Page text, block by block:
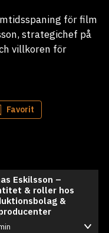
för film
strategichef på
villkoren för
Favorit
Eskilsson –
& roller hos
&